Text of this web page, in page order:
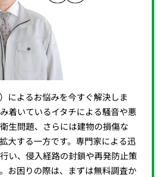
によるお悩みを今すぐ解決しま
着いているイタチによる騒音や悪
生問題、さらには建物の損傷な
大する一方です。専門家による迅
い、侵入経路の封鎖や再発防止策
お困りの際は、まずは無料調査か